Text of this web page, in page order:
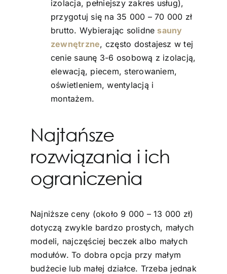
izolacja, pełniejszy zakres usług),
przygotuj się na 35 000 – 70 000 zł
brutto. Wybierając solidne sauny
zewnętrzne, często dostajesz w tej
cenie saunę 3-6 osobową z izolacją,
elewacją, piecem, sterowaniem,
oświetleniem, wentylacją i
montażem.
Najtańsze
rozwiązania i ich
ograniczenia
Najniższe ceny (około 9 000 – 13 000 zł)
dotyczą zwykle bardzo prostych, małych
modeli, najczęściej beczek albo małych
modułów. To dobra opcja przy małym
budżecie lub małej działce. Trzeba jednak